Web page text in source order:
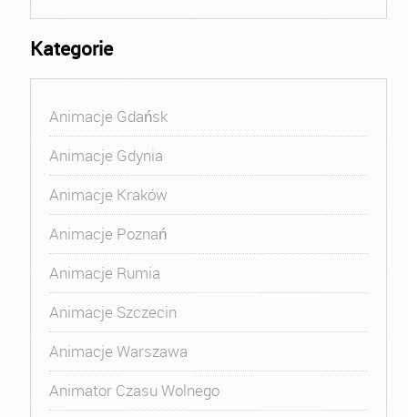
Kategorie
Animacje Gdańsk
Animacje Gdynia
Animacje Kraków
Animacje Poznań
Animacje Rumia
Animacje Szczecin
Animacje Warszawa
Animator Czasu Wolnego